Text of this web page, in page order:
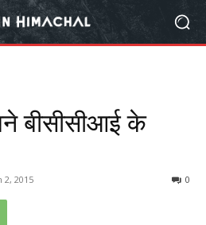
बीसीसीआई के
2, 2015 0